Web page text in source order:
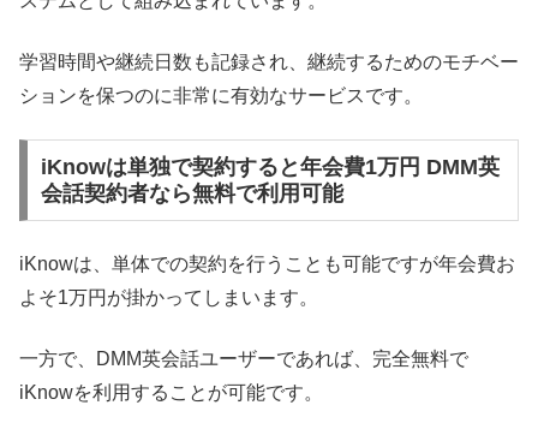
学習時間や継続日数も記録され、継続するためのモチベー
ションを保つのに非常に有効なサービスです。
iKnowは単独で契約すると年会費1万円 DMM英
会話契約者なら無料で利用可能
iKnowは、単体での契約を行うことも可能ですが年会費お
よそ1万円が掛かってしまいます。
一方で、DMM英会話ユーザーであれば、完全無料で
iKnowを利用することが可能です。